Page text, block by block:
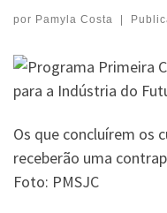
por Pamyla Costa |
Os que concluírem os
receberão uma
Foto: PMSJC